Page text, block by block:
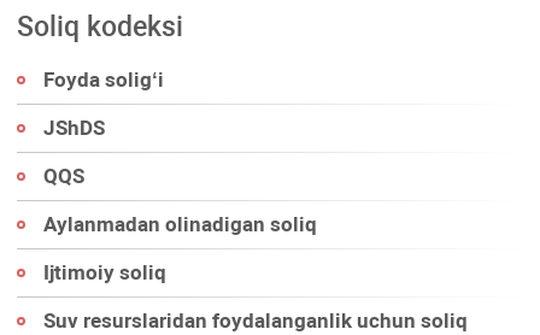
Soliq kodeksi
Foyda soligʻi
JShDS
QQS
Aylanmadan olinadigan soliq
Ijtimoiy soliq
Suv resurslaridan foydalanganlik uchun soliq